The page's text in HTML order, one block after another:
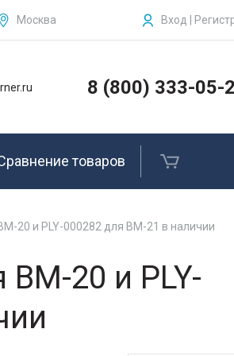
Москва Вход |
Ленточные пилы по металлу
Ленточные полотна
Услуги
8 (800) 333-05-
товаров
20 и PLY-000282 для BM-21 в наличии
20 и PLY-